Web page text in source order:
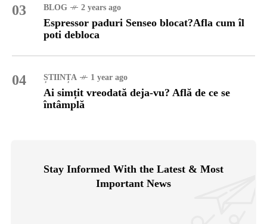
03 BLOG 2 years ago
Espressor paduri Senseo blocat?Afla cum îl
poti debloca
04 ȘTIINȚA 1 year ago
Ai simțit vreodată deja-vu? Află de ce se
întâmplă
Stay Informed With the Latest & Most
Important News